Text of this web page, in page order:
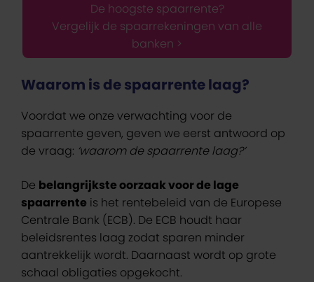
De hoogste spaarrente?
Vergelijk de spaarrekeningen van alle
banken >
Waarom is de spaarrente laag?
Voordat we onze verwachting voor de
spaarrente geven, geven we eerst antwoord op
de vraag: ‘waarom de spaarrente laag?’
De belangrijkste oorzaak voor de lage
spaarrente is het rentebeleid van de Europese
Centrale Bank (ECB). De ECB houdt haar
beleidsrentes laag zodat sparen minder
aantrekkelijk wordt. Daarnaast wordt op grote
schaal obligaties opgekocht.